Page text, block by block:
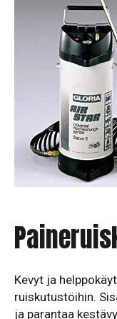
Kevyt ja
ruiskutustöihin.
ja parantaa